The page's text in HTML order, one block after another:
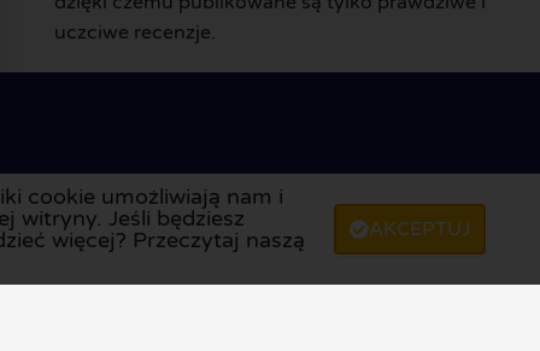
uczciwe recenzje.
cookie umożliwiają nam i
witryny. Jeśli będziesz
więcej? Przeczytaj naszą
AKCEPTUJ